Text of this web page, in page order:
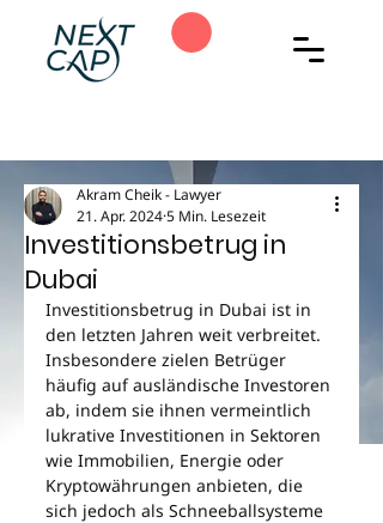
Investitionsbetrug in
Dubai
Akram Cheik - Lawyer
21. Apr. 20245 Min. Lesezeit
Investitionsbetrug in Dubai ist in
den letzten Jahren weit verbreitet.
Insbesondere zielen Betrüger
häufig auf ausländische Investoren
ab, indem sie ihnen vermeintlich
lukrative Investitionen in Sektoren
wie Immobilien, Energie oder
Kryptowährungen anbieten, die
sich jedoch als Schneeballsysteme